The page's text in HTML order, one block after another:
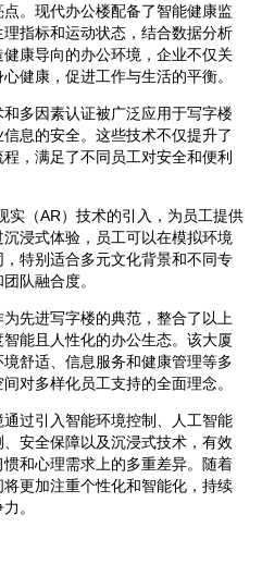
。现代办公楼配备了智能健康监
指标和运动状态，结合数据分析
康导向的办公环境，企业不仅关
健康，促进工作与生活的平衡。
多因素认证被广泛应用于写字楼
息的安全。这些技术不仅提升了
，满足了不同员工对安全和便利
实（AR）技术的引入，为员工提供
浸式体验，员工可以在模拟环境
特别适合多元文化背景和不同专
队融合度。
先进写字楼的典范，整合了以上
能且人性化的办公生态。该大厦
舒适、信息服务和健康管理等多
对多样化员工支持的全面理念。
过引入智能环境控制、人工智能
安全保障以及沉浸式技术，有效
和心理需求上的多重差异。随着
更加注重个性化和智能化，持续
。